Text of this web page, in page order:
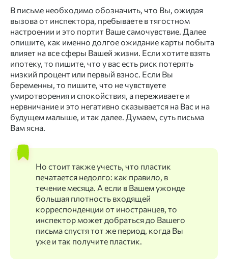
В письме необходимо обозначить, что Вы, ожидая
вызова от инспектора, пребываете в тягостном
настроении и это портит Ваше самочувствие. Далее
опишите, как именно долгое ожидание карты побыта
влияет на все сферы Вашей жизни. Если хотите взять
ипотеку, то пишите, что у вас есть риск потерять
низкий процент или первый взнос. Если Вы
беременны, то пишите, что не чувствуете
умиротворения и спокойствия, а переживаете и
нервничание и это негативно сказывается на Вас и на
будущем малыше, и так далее. Думаем, суть письма
Вам ясна. ⠀
Но стоит также учесть, что пластик
печатается недолго: как правило, в
течение месяца. А если в Вашем ужонде
большая плотность входящей
корреспонденции от иностранцев, то
инспектор может добраться до Вашего
письма спустя тот же период, когда Вы
уже и так получите пластик.